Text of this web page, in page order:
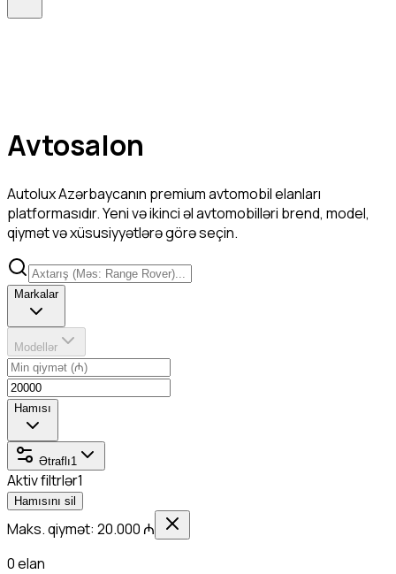
Avtosalon
Autolux Azərbaycanın premium avtomobil elanları
platformasıdır. Yeni və ikinci əl avtomobilləri brend, model,
qiymət və xüsusiyyətlərə görə seçin.
Markalar
Modellər
Hamısı
Ətraflı1
Aktiv filtrlər1
Hamısını sil
Maks. qiymət: 20.000 ₼
0elan